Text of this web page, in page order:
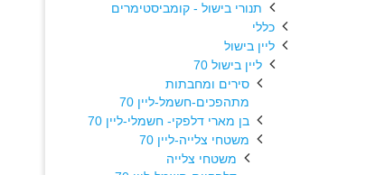
תנורי בישול - קומביסטימרים
כללי
ליין בישול
ליין בישול 70
סירים ומחבתות
מתהפכים-חשמל-ליין 70
בן מארי דלפקי- חשמלי-ליין 70
משטחי צלייה-ליין 70
משטחי צלייה